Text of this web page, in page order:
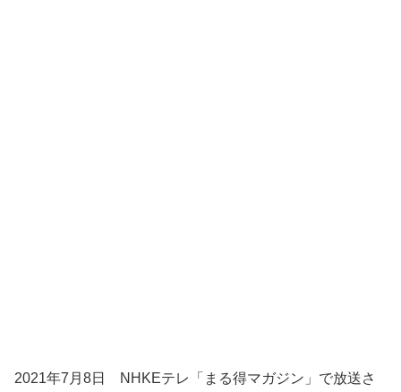
2021年7月8日 NHKEテレ「まる得マガジン」で放送さ